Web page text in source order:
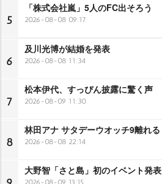
5
「株式会社嵐」5人のFC出そろう
2026-08-08 09:17
6
及川光博が結婚を発表
2026-08-08 11:34
7
松本伊代、すっぴん披露に驚く声
2026-08-09 11:30
8
林田アナ サタデーウオッチ9離れる
2026-08-08 22:14
大野智「さと島」初のイベント発表
2026-08-09 13:15